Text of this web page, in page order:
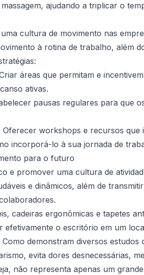
ajudando a triplicar o
cultura de movimento nas
à rotina de trabalho, além
áreas que permitam e
ativas.
pausas regulares para que
Oferecer workshops e recursos
incorporá-lo à sua jornada de
para o futuro
e promover uma cultura de
e dinâmicos, além de
cadeiras ergonômicas e tapetes
o escritório em um
demonstram diversos
evita dores desnecessárias,
não representa apenas um